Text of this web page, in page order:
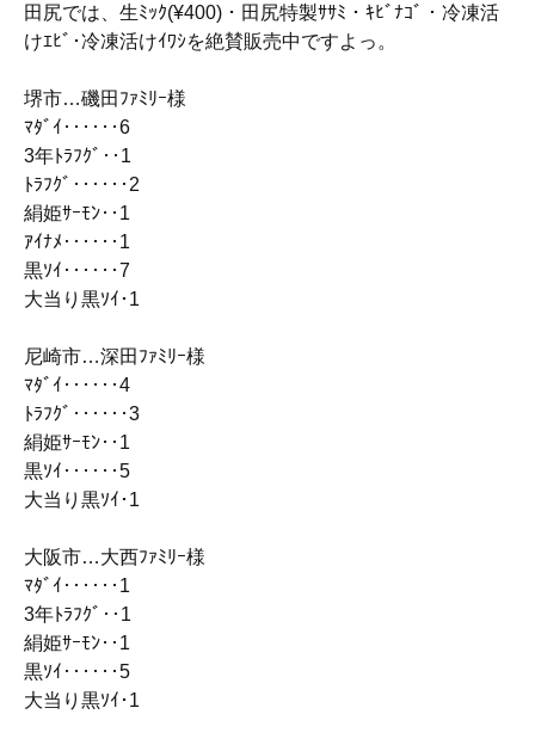
田尻では、生ﾐｯｸ(¥400)・田尻特製ｻｻﾐ・ｷﾋﾞﾅｺﾞ・冷凍活
けｴﾋﾞ･冷凍活けｲﾜｼを絶賛販売中ですよっ。
堺市…磯田ﾌｧﾐﾘｰ様
ﾏﾀﾞｲ‥‥‥6
3年ﾄﾗﾌｸﾞ‥1
ﾄﾗﾌｸﾞ‥‥‥2
絹姫ｻｰﾓﾝ‥1
ｱｲﾅﾒ‥‥‥1
黒ｿｲ‥‥‥7
大当り黒ｿｲ･1
尼崎市…深田ﾌｧﾐﾘｰ様
ﾏﾀﾞｲ‥‥‥4
ﾄﾗﾌｸﾞ‥‥‥3
絹姫ｻｰﾓﾝ‥1
黒ｿｲ‥‥‥5
大当り黒ｿｲ･1
大阪市…大西ﾌｧﾐﾘｰ様
ﾏﾀﾞｲ‥‥‥1
3年ﾄﾗﾌｸﾞ‥1
絹姫ｻｰﾓﾝ‥1
黒ｿｲ‥‥‥5
大当り黒ｿｲ･1